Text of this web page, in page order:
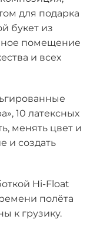
для подарка
букет из
помещение
и всех
10 латексных
менять цвет и
и создать
Hi-Float
полёта
к грузику.